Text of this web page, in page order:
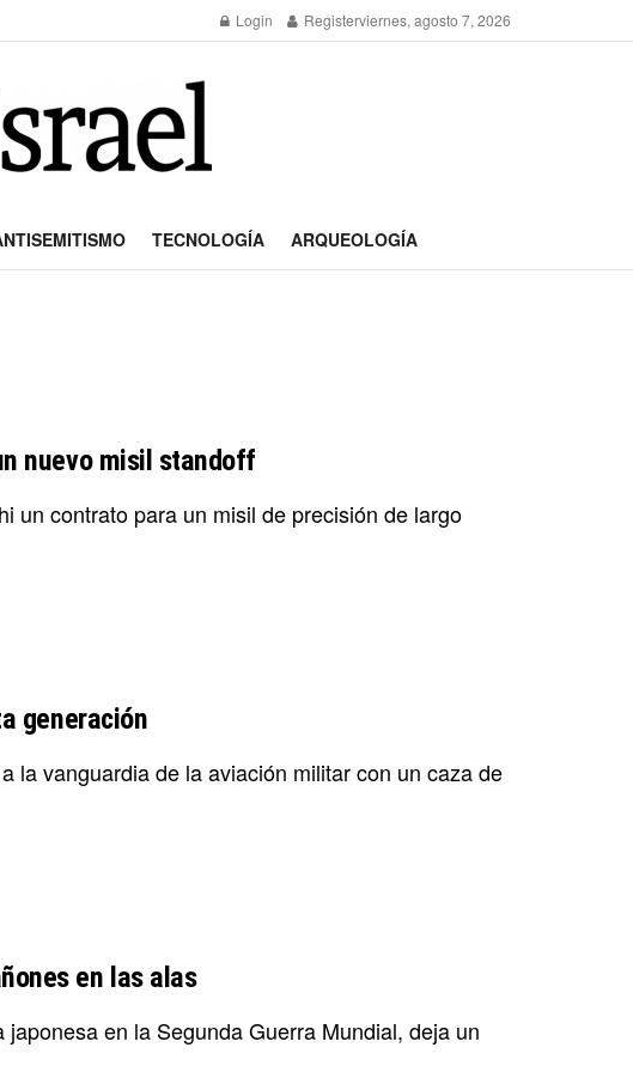
Login Registerviernes, agosto 7, 2026
TECNOLOGÍA ARQUEOLOGÍA
nuevo misil standoff
un contrato para un misil de precisión de largo
generación
la vanguardia de la aviación militar con un caza de
en las alas
en la Segunda Guerra Mundial, deja un